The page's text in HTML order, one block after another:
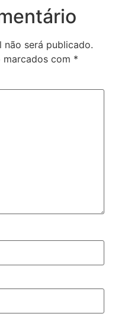
não será publicado.
com *